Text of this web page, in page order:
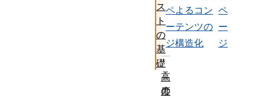
ペ
ー
ジ
よるコン
テンツの
構造化
ペ
ー
ジ
こ
の
ス
ト
の
基
礎
高
度